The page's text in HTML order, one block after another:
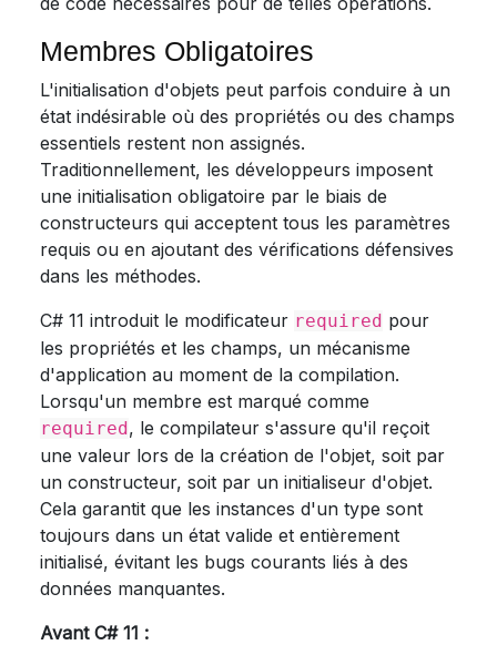
Membres Obligatoires
L'initialisation d'objets peut parfois conduire à un
état indésirable où des propriétés ou des champs
essentiels restent non assignés.
Traditionnellement, les développeurs imposent
une initialisation obligatoire par le biais de
constructeurs qui acceptent tous les paramètres
requis ou en ajoutant des vérifications défensives
dans les méthodes.
C# 11 introduit le modificateur required pour
les propriétés et les champs, un mécanisme
d'application au moment de la compilation.
Lorsqu'un membre est marqué comme
required, le compilateur s'assure qu'il reçoit
une valeur lors de la création de l'objet, soit par
un constructeur, soit par un initialiseur d'objet.
Cela garantit que les instances d'un type sont
toujours dans un état valide et entièrement
initialisé, évitant les bugs courants liés à des
données manquantes.
Avant C# 11 :